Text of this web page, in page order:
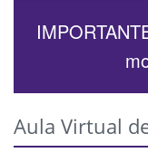
Aula Virtual